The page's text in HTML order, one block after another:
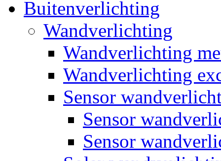
Buitenverlichting
Wandverlichting
Wandverlichting
Wandverlichting
Sensor
Sensor
Sensor